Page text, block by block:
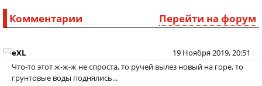
Перейти на форум
Комментарии
19 Ноября 2019, 20:51
eXL
Что-то этот ж-ж-ж не спроста, то ручей вылез новый на горе, то
грунтовые воды поднялись...